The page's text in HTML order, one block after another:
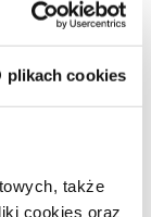
plikach cookies
także
cookies oraz
Sortuj